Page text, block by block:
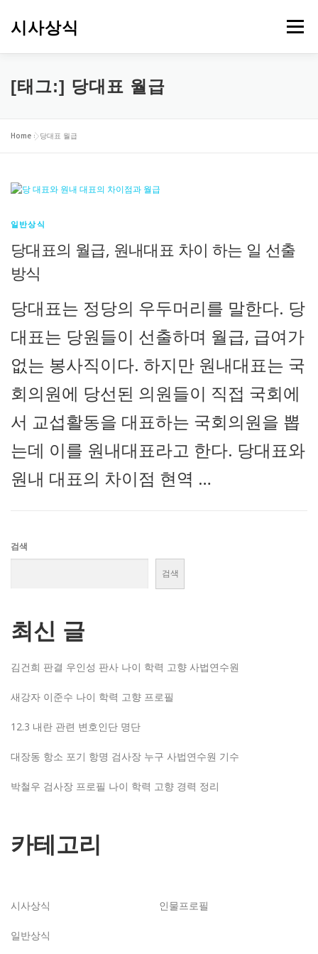
시사상식 메뉴
[태그:] 당대표 월급
Home »당대표 월급
일반상식
당대표의 월급, 원내대표 차이 하는 일 선출
방식
당대표는 정당의 우두머리를 말한다. 당
대표는 당원들이 선출하며 월급, 급여가
없는 봉사직이다. 하지만 원내대표는 국
회의원에 당선된 의원들이 직접 국회에
서 교섭활동을 대표하는 국회의원을 뽑
는데 이를 원내대표라고 한다. 당대표와
원내 대표의 차이점 현역 …
검색
검색
최신 글
김건희 판결 우인성 판사 나이 학력 고향 사법연수원
새강자 이준수 나이 학력 고향 프로필
12.3 내란 관련 변호인단 명단
대장동 항소 포기 항명 검사장 누구 사법연수원 기수
박철우 검사장 프로필 나이 학력 고향 경력 정리
카테고리
시사상식 인물프로필
일반상식